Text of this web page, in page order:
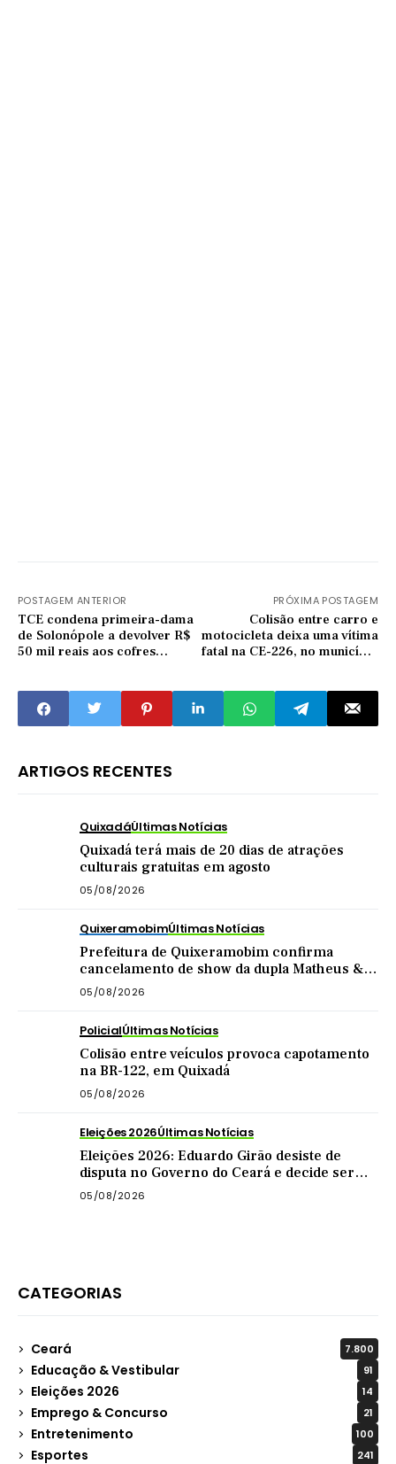
POSTAGEM ANTERIOR
TCE condena primeira-dama
de Solonópole a devolver R$
50 mil reais aos cofres
PRÓXIMA POSTAGEM
Colisão entre carro e
motocicleta deixa uma vítima
fatal na CE-226, no município
ARTIGOS RECENTES
QuixadáÚltimas Notícias
Quixadá terá mais de 20 dias de atrações
culturais gratuitas em agosto
05/08/2026
QuixeramobimÚltimas Notícias
Prefeitura de Quixeramobim confirma
cancelamento de show da dupla Matheus &
Kauan
05/08/2026
PolicialÚltimas Notícias
Colisão entre veículos provoca capotamento
na BR-122, em Quixadá
05/08/2026
Eleições 2026Últimas Notícias
Eleições 2026: Eduardo Girão desiste de
disputa no Governo do Ceará e decide ser
vice de Zema
05/08/2026
CATEGORIAS
Ceará 7.800
Educação & Vestibular 91
Eleições 2026 14
Emprego & Concurso 21
Entretenimento 100
Esportes 241